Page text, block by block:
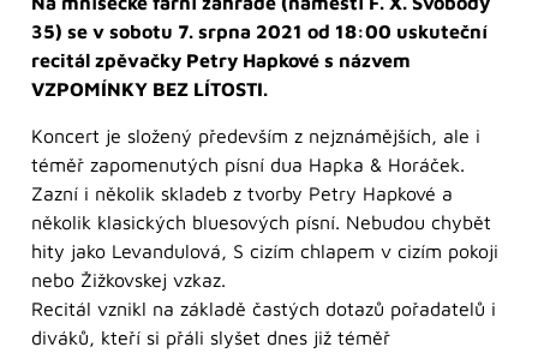
35) se v sobotu 7. srpna 2021 od 18:00 uskuteční
recitál zpěvačky Petry Hapkové s názvem
VZPOMÍNKY BEZ LÍTOSTI.
Koncert je složený především z nejznámějších, ale i
téměř zapomenutých písní dua Hapka & Horáček.
Zazní i několik skladeb z tvorby Petry Hapkové a
několik klasických bluesových písní. Nebudou chybět
hity jako Levandulová, S cizím chlapem v cizím pokoji
nebo Žižkovskej vzkaz.
Recitál vznikl na základě častých dotazů pořadatelů i
diváků, kteří si přáli slyšet dnes již téměř